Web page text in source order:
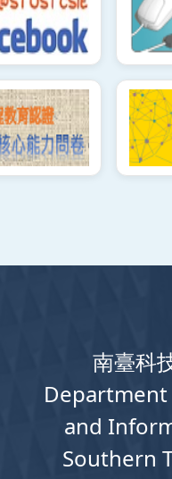
南臺科
Department
and
Southern